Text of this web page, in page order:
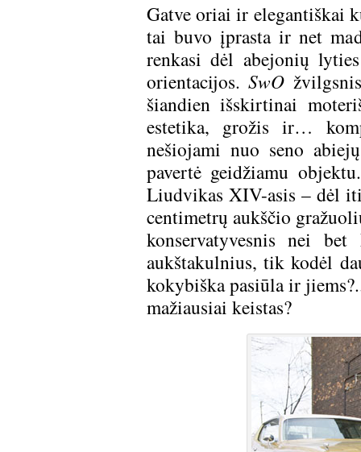
Gatve oriai ir elegantiškai
tai buvo įprasta ir net
renkasi dėl abejonių
orientacijos.SwO
šiandien išskirtinai
estetika, grožis ir…
nešiojami nuo seno
pavertė geidžiamu
Liudvikas XIV-asis – dėl
centimetrų aukščio
konservatyvesnis nei
aukštakulnius, tik kodėl
kokybiška pasiūla ir
mažiausiai keistas?